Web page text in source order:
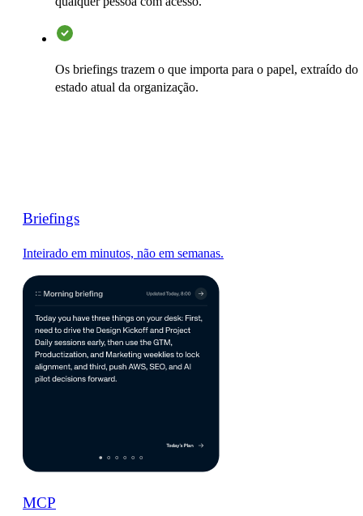
Os briefings trazem o que importa para o papel, extraído do
estado atual da organização.
Briefings
Inteirado em minutos, não em semanas.
MCP